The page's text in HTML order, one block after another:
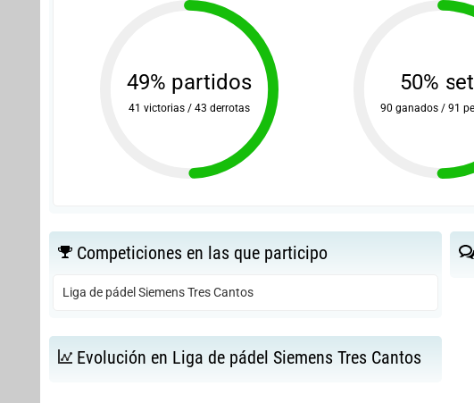
49% partidos
41 victorias / 43 derrotas
50%
90 ganados / 91
Competiciones en las que participo
Liga de pádel Siemens Tres Cantos
Evolución en Liga de pádel Siemens Tres Cantos